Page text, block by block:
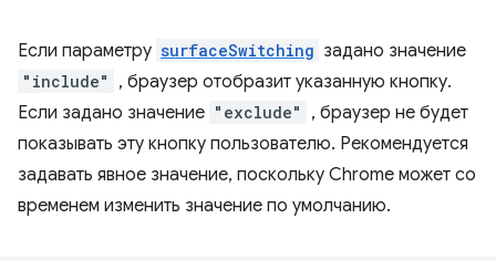
Если параметру surfaceSwitching задано значение
"include"
, браузер отобразит указанную кнопку.
Если задано значение "exclude"
, браузер не будет
показывать эту кнопку пользователю. Рекомендуется
задавать явное значение, поскольку Chrome может со
временем изменить значение по умолчанию.